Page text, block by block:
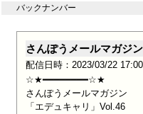
バックナンバー
さんぽうメールマガジ
配信日時：2023/03/22 17:00
☆★━━━━━━━━☆★
さんぽうメールマガジン
「エデュキャリ」Vol.46